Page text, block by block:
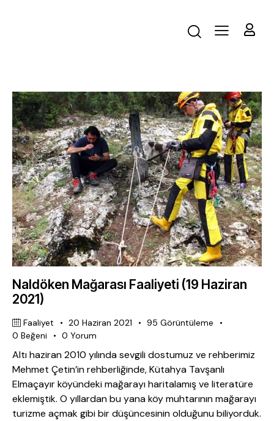
Naldöken Mağarası Faaliyeti (19 Haziran
2021)
Faaliyet 20 Haziran 2021 95 Görüntüleme
0 Beğeni 0 Yorum
Altı haziran 2010 yılında sevgili dostumuz ve rehberimiz
Mehmet Çetin’in rehberliğinde, Kütahya Tavşanlı
Elmaçayır köyündeki mağarayı haritalamış ve literatüre
eklemiştik. O yıllardan bu yana köy muhtarının mağarayı
turizme açmak gibi bir düşüncesinin olduğunu biliyorduk.